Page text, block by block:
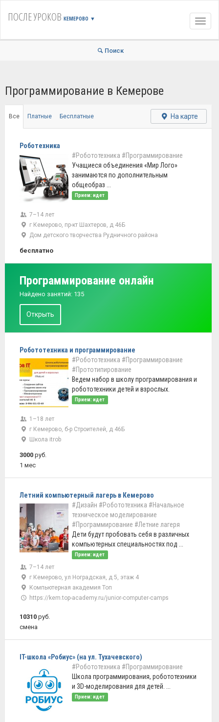
ПОСЛЕ УРОКОВ КЕМЕРОВО ▼
Поиск
Программирование в Кемерове
Все Платные Бесплатные На карте
Роботехника
#Робототехника #Программирование
Учащиеся объединения «Мир Лого»
занимаются по дополнительным
общеобраз ...
Прием: идет
7–14 лет
г Кемерово, пр-кт Шахтеров, д 46Б
Дом детского творчества Рудничного района
бесплатно
Программирование онлайн
Найдено занятий: 135
Открыть
Робототехника и программирование
#Робототехника #Программирование
#Прототипирование
Ведем набор в школу программирования и
робототехники детей и взрослых.
Прием: идет
1–18 лет
г Кемерово, б-р Строителей, д 46Б
Школа itrob
3000 руб.
1 мес
Летний компьютерный лагерь в Кемерово
#Дизайн #Робототехника #Начальное
техническое моделирование
#Программирование #Летние лагеря
Дети будут пробовать себя в различных
компьютерных специальностях под ...
Прием: идет
7–14 лет
г Кемерово, ул Ноградская, д 5, этаж 4
Компьютерная академия Топ
https://kem.top-academy.ru/junior-computer-camps
10310 руб.
смена
IT-школа «Робиус» (на ул. Тухачевского)
#Робототехника #Программирование
Школа программирования, робототехники
и 3D-моделирования для детей. ...
Прием: идет